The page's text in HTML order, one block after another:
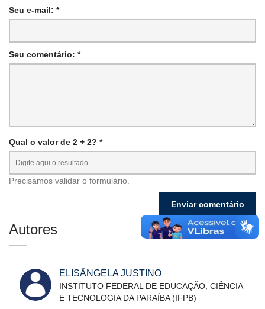
Seu e-mail: *
Seu comentário: *
Qual o valor de 2 + 2? *
Precisamos validar o formulário.
Autores
ELISÂNGELA JUSTINO
INSTITUTO FEDERAL DE EDUCAÇÃO, CIÊNCIA
E TECNOLOGIA DA PARAÍBA (IFPB)